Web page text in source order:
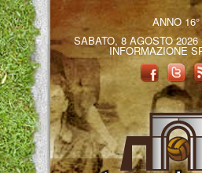
ANNO 16°
SABATO, 8 AGOSTO
INFORMAZIONE